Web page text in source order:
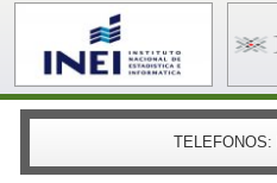
TELEFONOS: